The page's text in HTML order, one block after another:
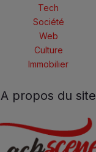
Tech
Société
Web
Culture
Immobilier
A propos du site